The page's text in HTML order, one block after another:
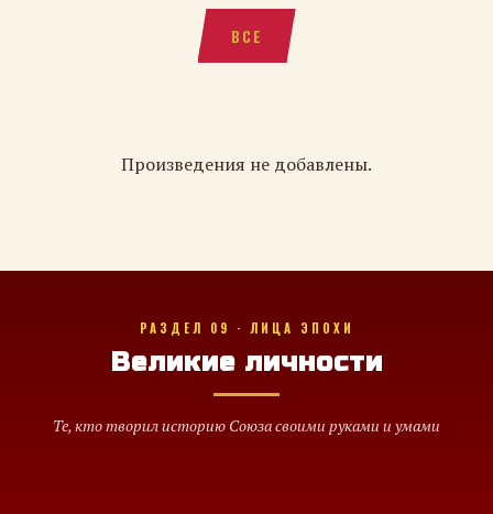
ВСЕ
Произведения не добавлены.
РАЗДЕЛ 09 · ЛИЦА ЭПОХИ
Великие личности
Те, кто творил историю Союза своими руками и умами